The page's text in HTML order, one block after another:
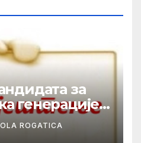
за
генерације у
2026. години
ROGATICA